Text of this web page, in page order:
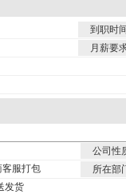
到职时
月薪要
公司性
客服打包
所在部
发货